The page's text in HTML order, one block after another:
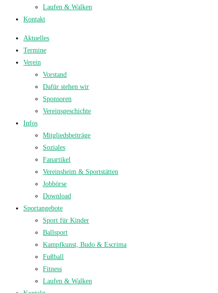
Laufen & Walken
Kontakt
Aktuelles
Termine
Verein
Vorstand
Dafür stehen wir
Sponsoren
Vereinsgeschichte
Infos
Mitgliedsbeiträge
Soziales
Fanartikel
Vereinsheim & Sportstätten
Jobbörse
Download
Sportangebote
Sport für Kinder
Ballsport
Kampfkunst, Budo & Escrima
Fußball
Fitness
Laufen & Walken